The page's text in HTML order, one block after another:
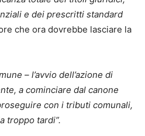
e dei prescritti standard
che ora dovrebbe lasciare la
– l’avvio dell’azione di
a cominciare dal canone
con i tributi comunali,
troppo tardi”.